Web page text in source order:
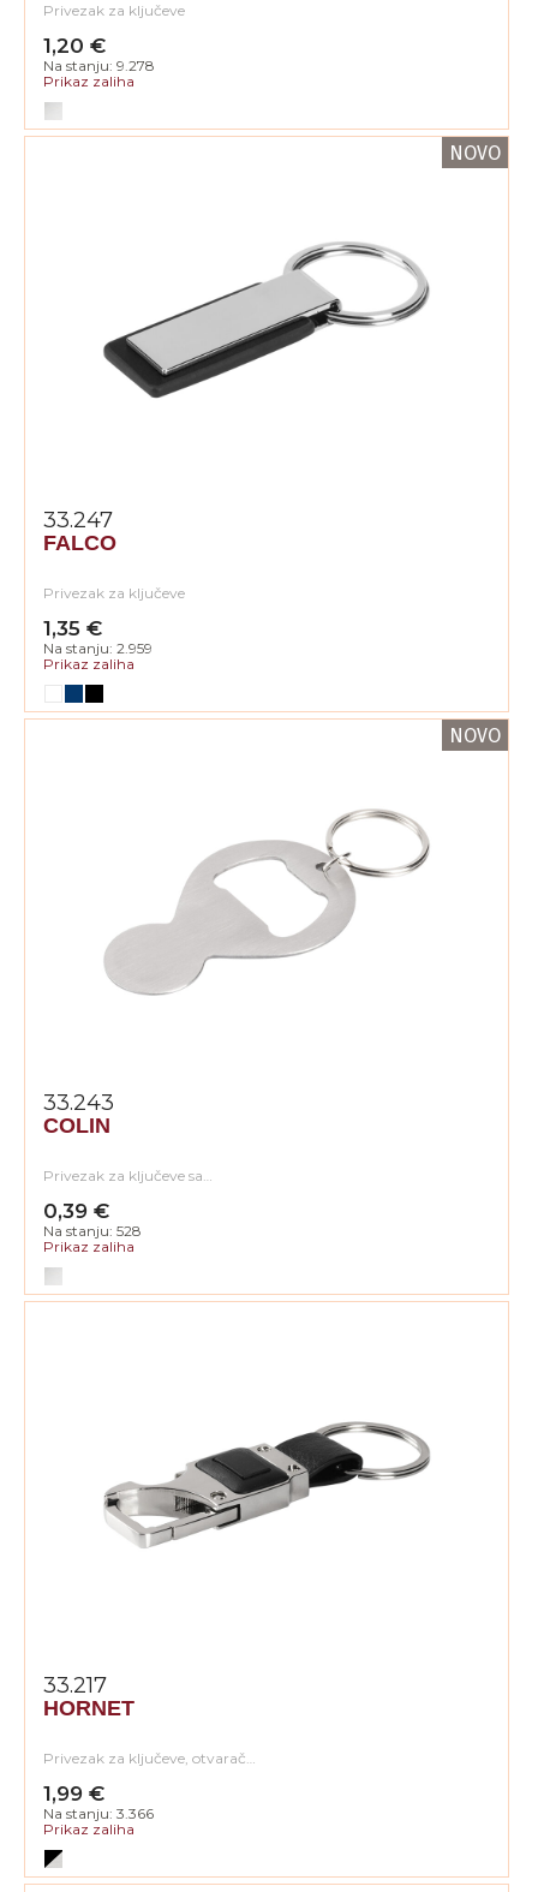
Privezak za ključeve
1,20 €
Na stanju: 9.278
Prikaz zaliha
NOVO
33.247
FALCO
Privezak za ključeve
1,35 €
Na stanju: 2.959
Prikaz zaliha
NOVO
33.243
COLIN
Privezak za ključeve sa…
0,39 €
Na stanju: 528
Prikaz zaliha
33.217
HORNET
Privezak za ključeve, otvarač…
1,99 €
Na stanju: 3.366
Prikaz zaliha